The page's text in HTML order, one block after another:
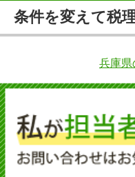
条件を変えて税
兵庫県